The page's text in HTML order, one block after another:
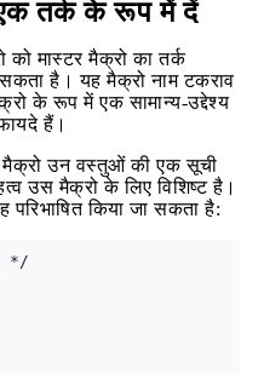
तर्क के रूप में दें
मास्टर मैक्रो का तर्क
सकता है। यह मैक्रो नाम टकराव
के रूप में एक सामान्य-उद्देश्य
हैं।
उन वस्तुओं की एक सूची
उस मैक्रो के लिए विशिष्ट है।
किया जा सकता है:
*/